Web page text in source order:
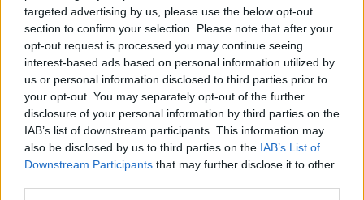
targeted advertising by us, please use the below opt-out
section to confirm your selection. Please note that after your
opt-out request is processed you may continue seeing
interest-based ads based on personal information utilized by
us or personal information disclosed to third parties prior to
your opt-out. You may separately opt-out of the further
disclosure of your personal information by third parties on the
IAB’s list of downstream participants. This information may
also be disclosed by us to third parties on the IAB’s List of
Downstream Participants that may further disclose it to other
ηλικιωμένο μετά από πτώση στη Νέα Ζωή
6 Αυγούστου 2026, 19:29
Τροχαίο στην Αγιά: Μοτοσικλέτα
συγκρούστηκε με νταλίκα – Στο νοσοκομείο
ο οδηγός
6 Αυγούστου 2026, 19:15
Άνω Λιόσια: Συνελήφθησαν δύο άνδρες για
τον θάνατο 72χρονου που βρέθηκε σε
γύρου
7 Αυγούστου 2026, 00:10
Europa League: Με ΤΣΚΑ Σόφιας
λογικά ο ΟΦΗ στα Play Off - Τα
αποτελέσματα των…
7 Αυγούστου 2026, 00:04